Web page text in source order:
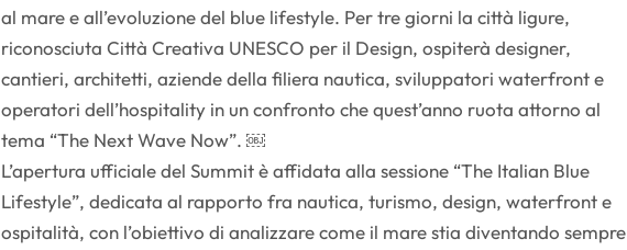
al mare e all’evoluzione del blue lifestyle. Per tre giorni la città ligure,
riconosciuta Città Creativa UNESCO per il Design, ospiterà designer,
cantieri, architetti, aziende della filiera nautica, sviluppatori waterfront e
operatori dell’hospitality in un confronto che quest’anno ruota attorno al
tema “The Next Wave Now”. ￼
L’apertura ufficiale del Summit è affidata alla sessione “The Italian Blue
Lifestyle”, dedicata al rapporto fra nautica, turismo, design, waterfront e
ospitalità, con l’obiettivo di analizzare come il mare stia diventando sempre